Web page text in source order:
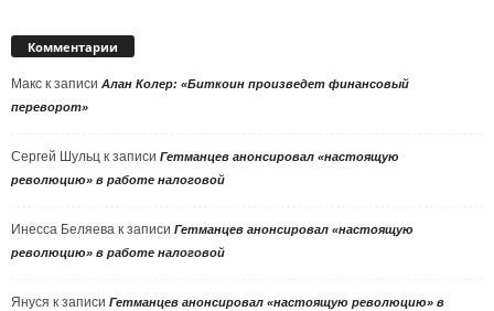
Комментарии
Макс к записи Алан Колер: «Биткоин произведет финансовый
переворот»
Сергей Шульц к записи Гетманцев анонсировал «настоящую
революцию» в работе налоговой
Инесса Беляева к записи Гетманцев анонсировал «настоящую
революцию» в работе налоговой
Януся к записи Гетманцев анонсировал «настоящую революцию» в